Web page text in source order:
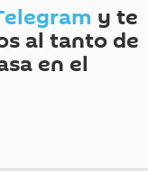
y te
al tanto de
en el